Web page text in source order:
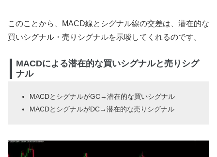
このことから、MACD線とシグナル線の交差は、潜在的な
買いシグナル・売りシグナルを示唆してくれるのです。
MACDによる潜在的な買いシグナルと売りシグ
ナル
MACDとシグナルがGC→潜在的な買いシグナル
MACDとシグナルがDC→潜在的な売りシグナル